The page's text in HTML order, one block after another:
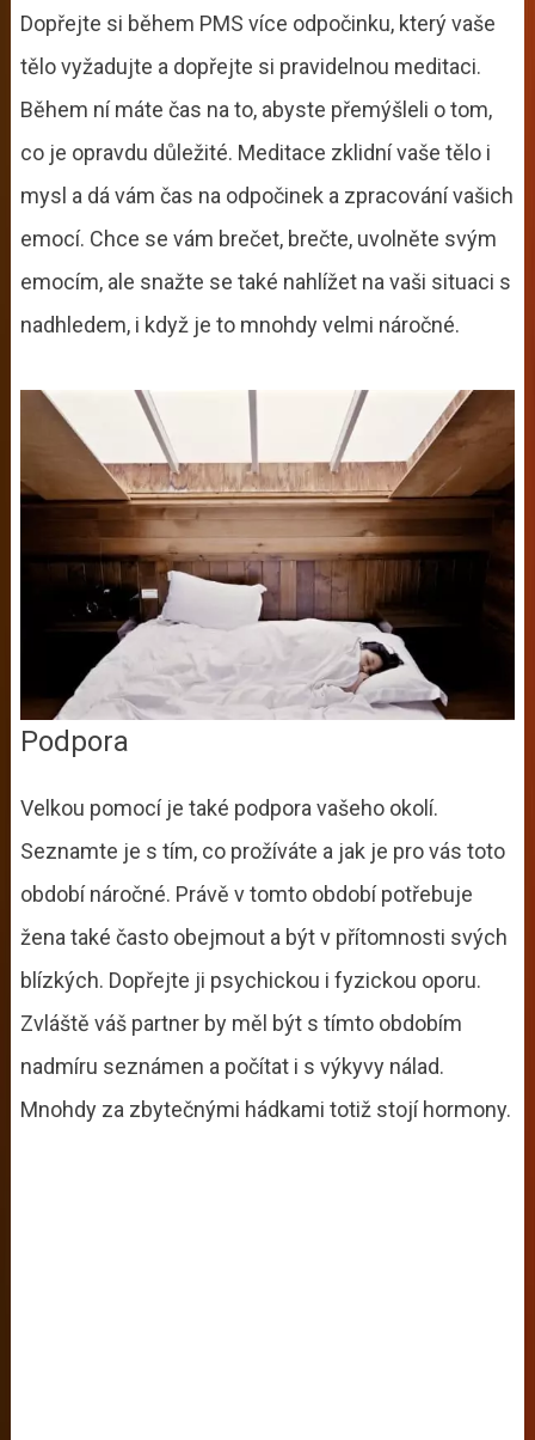
Dopřejte si během PMS více odpočinku, který vaše
tělo vyžadujte a dopřejte si pravidelnou meditaci.
Během ní máte čas na to, abyste přemýšleli o tom,
co je opravdu důležité. Meditace zklidní vaše tělo i
mysl a dá vám čas na odpočinek a zpracování vašich
emocí. Chce se vám brečet, brečte, uvolněte svým
emocím, ale snažte se také nahlížet na vaši situaci s
nadhledem, i když je to mnohdy velmi náročné.
Podpora
Velkou pomocí je také podpora vašeho okolí.
Seznamte je s tím, co prožíváte a jak je pro vás toto
období náročné. Právě v tomto období potřebuje
žena také často obejmout a být v přítomnosti svých
blízkých. Dopřejte ji psychickou i fyzickou oporu.
Zvláště váš partner by měl být s tímto obdobím
nadmíru seznámen a počítat i s výkyvy nálad.
Mnohdy za zbytečnými hádkami totiž stojí hormony.